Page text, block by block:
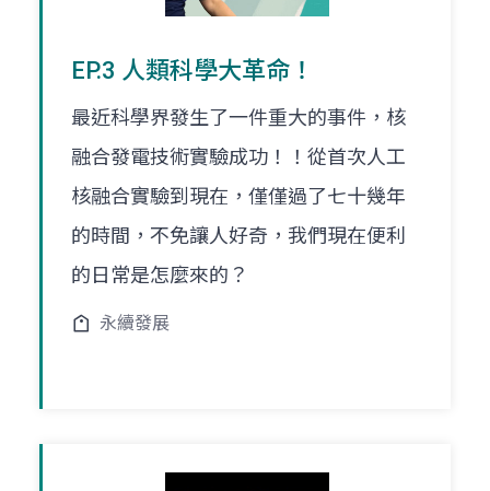
EP.3 人類科學大革命！
最近科學界發生了一件重大的事件，核
融合發電技術實驗成功！！從首次人工
核融合實驗到現在，僅僅過了七十幾年
的時間，不免讓人好奇，我們現在便利
的日常是怎麼來的？
永續發展